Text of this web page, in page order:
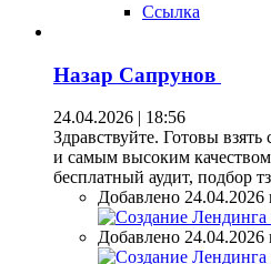
Ссылка
Назар Сапрунов
24.04.2026 | 18:56
Здравствуйте. Готовы
и самым высоким
бесплатный аудит, подбор
Добавлено 24.04.2026
Добавлено 24.04.2026